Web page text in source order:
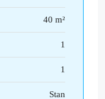
40 m²
1
1
Stan